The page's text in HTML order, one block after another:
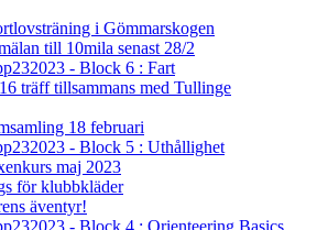
i Gömmarskogen
till 10mila senast 28/2
- Block 6 : Fart
träff tillsammans med Tullinge
18 februari
- Block 5 : Uthållighet
maj 2023
för klubbkläder
äventyr!